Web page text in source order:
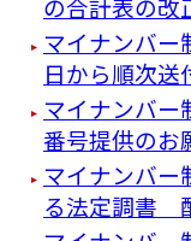
の合計表の改
マイナンバ
日から順次送
マイナンバ
番号提供のお
マイナンバ
る法定調書